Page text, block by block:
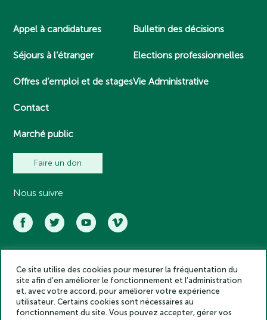
Appel à candidatures
Séjours à l’étranger
Offres d’emploi et de stages
Contact
Marché public
Bulletin des décisions
Elections professionnelles
Vie Administrative
Faire un don
Nous suivre
Académie des inscriptions et belles lettres – Tous droits réservés
2025
Politique de confidentialité
Mentions légales
Ce site utilise des cookies pour mesurer la fréquentation du
site afin d’en améliorer le fonctionnement et l’administration
et, avec votre accord, pour améliorer votre expérience
utilisateur. Certains cookies sont nécessaires au
fonctionnement du site. Vous pouvez accepter, gérer vos